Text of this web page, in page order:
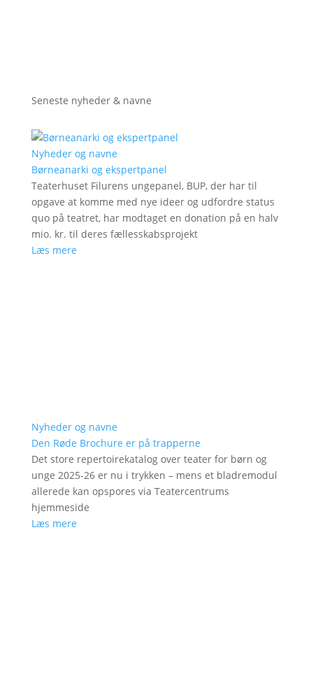
Seneste nyheder & navne
Nyheder og navne
Børneanarki og ekspertpanel
Teaterhuset Filurens ungepanel, BUP, der har til
opgave at komme med nye ideer og udfordre status
quo på teatret, har modtaget en donation på en halv
mio. kr. til deres fællesskabsprojekt
Læs mere
Nyheder og navne
Den Røde Brochure er på trapperne
Det store repertoirekatalog over teater for børn og
unge 2025-26 er nu i trykken – mens et bladremodul
allerede kan opspores via Teatercentrums
hjemmeside
Læs mere